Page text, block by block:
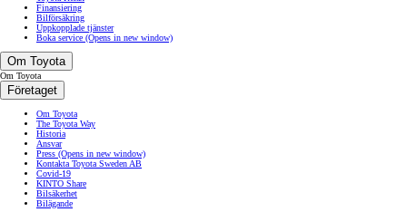
Finansiering
Bilförsäkring
Uppkopplade tjänster
Boka service (Opens in new window)
Om Toyota
Om Toyota
Företaget
Om Toyota
The Toyota Way
Historia
Ansvar
Press (Opens in new window)
Kontakta Toyota Sweden AB
Covid-19
KINTO Share
Bilsäkerhet
Bilägande